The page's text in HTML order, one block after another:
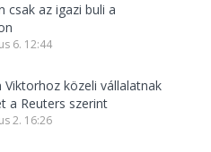
csak az igazi buli a
6. 12:44
Viktorhoz közeli vállalatnak
a Reuters szerint
2. 16:26